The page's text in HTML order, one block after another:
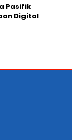
Pasifik
Digital